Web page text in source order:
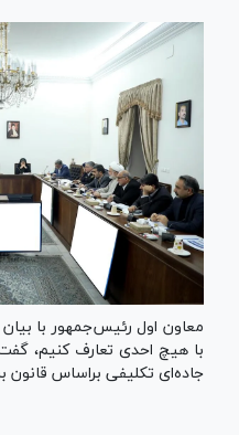
معاون اول رئیس‌جمهور با بیان
جاده‌ای تکلیفی براساس